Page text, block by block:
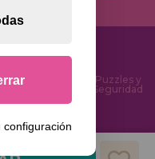
para comprar Puzzles y
en 24 Horas y Seguridad
configuración